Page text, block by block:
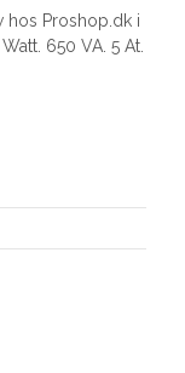
hos Proshop.dk i
650 VA. 5 At.